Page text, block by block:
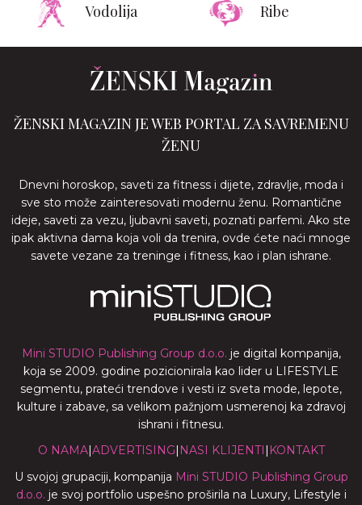
Vodolija Ribe
ŽENSKI MAGAZIN JE WEB PORTAL ZA SAVREMENU
ŽENU
Dnevni horoskop, saveti za fitness i dijete, zdravlje, moda i
sve sto može zainteresovati modernu ženu. Romantične
ideje, saveti za vezu, ljubavni saveti, poznati parfemi. Ako ste
ipak aktivna dama koja voli da trenira, ovde ćete naći mnoge
savete vezane za treninge i fitness, kao i plan ishrane.
Mini STUDIO Publishing Group d.o.o. je digital kompanija,
koja se 2009. godine pozicionirala kao lider u LIFESTYLE
segmentu, prateći trendove i vesti iz sveta mode, lepote,
kulture i zabave, sa velikom pažnjom usmerenoj ka zdravoj
ishrani i fitnesu.
O NAMA|ADVERTISING| NASI KLIJENTI | KONTAKT
U svojoj grupaciji, kompanija Mini STUDIO Publishing Group
d.o.o. je svoj portfolio uspešno proširila na Luxury, Lifestyle i